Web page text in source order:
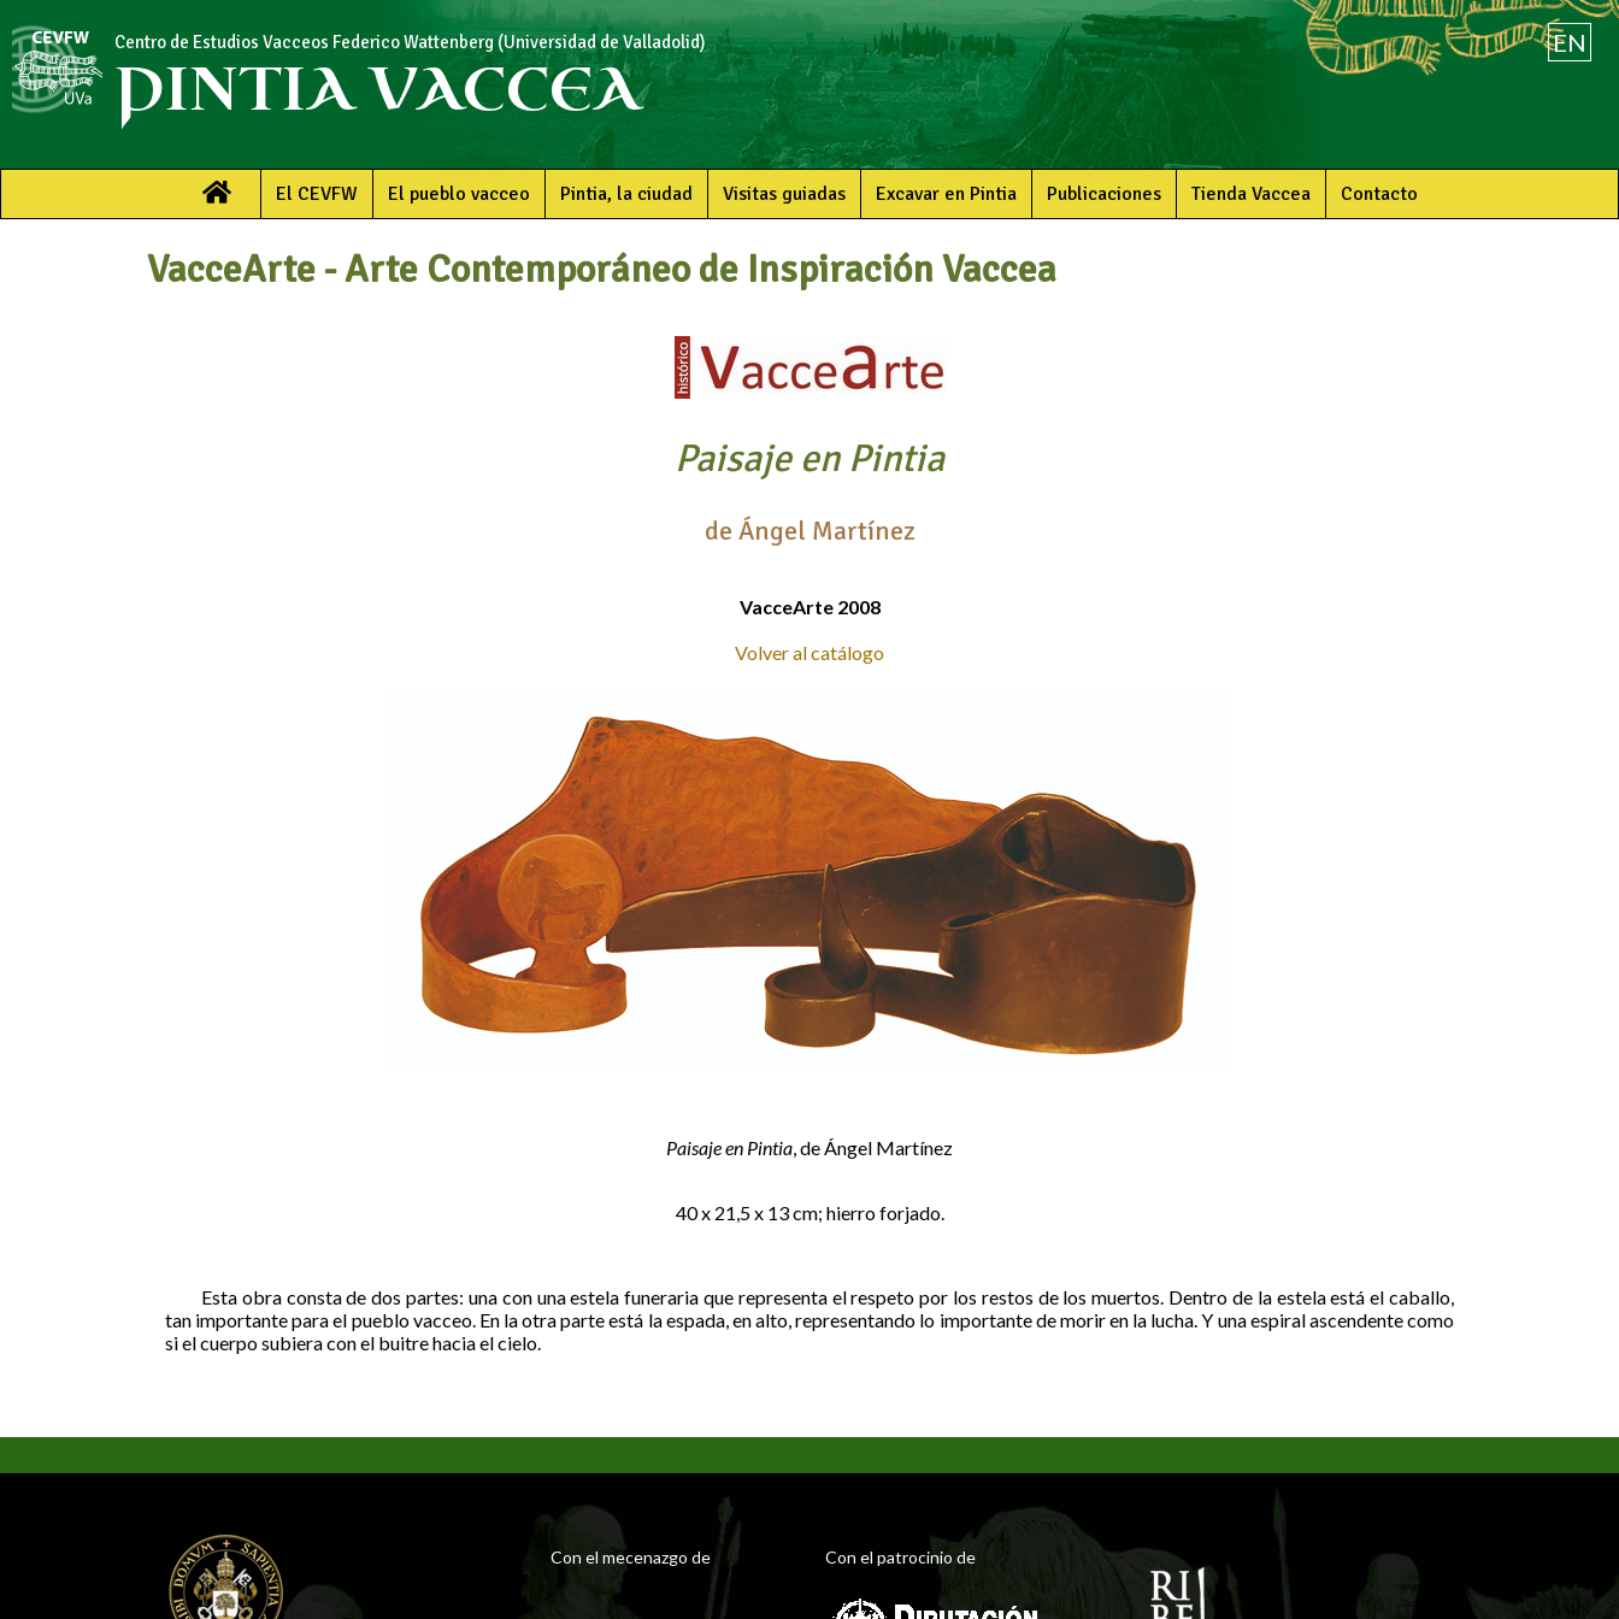
EN
Centro de Estudios Vacceos Federico Wattenberg (Universidad de Valladolid)
PINTIA VACCEA
El CEVFW El pueblo vacceo Pintia, la ciudad Visitas guiadas Excavar en Pintia Publicaciones Tienda Vaccea Contacto
VacceArte - Arte Contemporáneo de Inspiración Vaccea
Paisaje en Pintia
de Ángel Martínez
VacceArte 2008
Volver al catálogo
Paisaje en Pintia, de Ángel Martínez
40 x 21,5 x 13 cm; hierro forjado.
Esta obra consta de dos partes: una con una estela funeraria que representa el respeto por los restos de los muertos. Dentro de la estela está el caballo,
tan importante para el pueblo vacceo. En la otra parte está la espada, en alto, representando lo importante de morir en la lucha. Y una espiral ascendente como
si el cuerpo subiera con el buitre hacia el cielo.
Con el mecenazgo de Con el patrocinio de